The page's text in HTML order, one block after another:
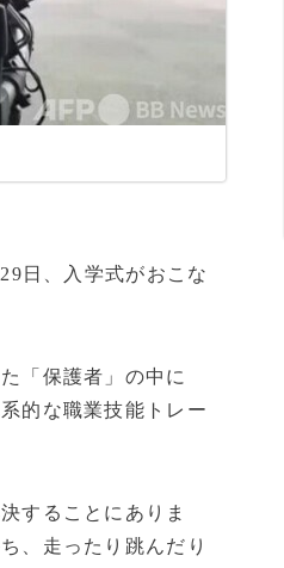
日、入学式がおこな
「保護者」の中に
的な職業技能トレー
することにありま
、走ったり跳んだり